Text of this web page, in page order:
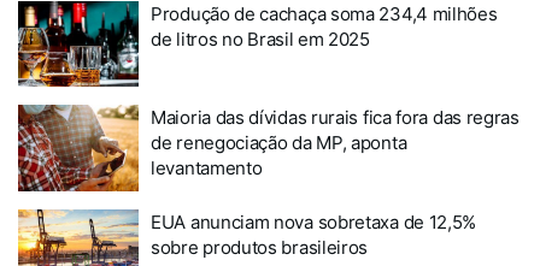
Produção de cachaça soma 234,4 milhões
de litros no Brasil em 2025
Maioria das dívidas rurais fica fora das regras
de renegociação da MP, aponta
levantamento
EUA anunciam nova sobretaxa de 12,5%
sobre produtos brasileiros